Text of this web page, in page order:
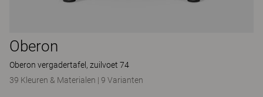
Oberon
Oberon vergadertafel, zuilvoet 74
39 Kleuren & Materialen | 9 Varianten